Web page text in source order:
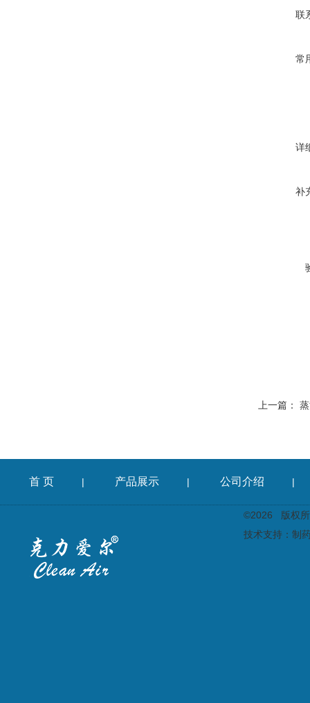
联
常
详
补
上一篇：
首 页 | 产品展示 | 公司介绍 |
©2026 版权所
技术支持： 制